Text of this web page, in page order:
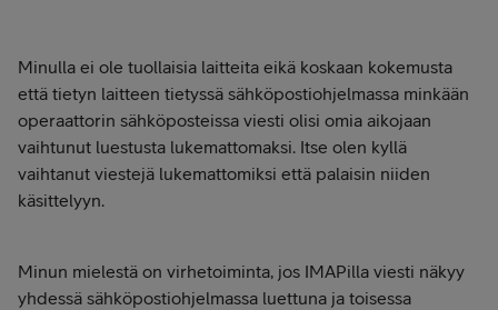
Minulla ei ole tuollaisia laitteita eikä koskaan kokemusta
että tietyn laitteen tietyssä sähköpostiohjelmassa minkään
operaattorin sähköposteissa viesti olisi omia aikojaan
vaihtunut luestusta lukemattomaksi. Itse olen kyllä
vaihtanut viestejä lukemattomiksi että palaisin niiden
käsittelyyn.
Minun mielestä on virhetoiminta, jos IMAPilla viesti näkyy
yhdessä sähköpostiohjelmassa luettuna ja toisessa